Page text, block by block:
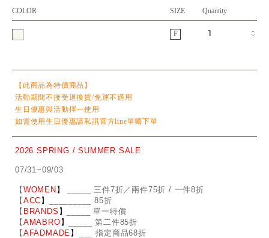
COLOR SIZE Quantity
F
【此商品為特價商品】
活動期間不接受退換貨/免運不適用
生日優惠與活動擇一使用
如需使用生日優惠請私訊官方line單獨下單
2026 SPRING / SUMMER SALE
07/31~09/03
【 WOMEN 】
___ 三件7折／兩件75折 / 一件8折
【 ACC 】
____ 85折
【 BRANDS 】
_ 單一特價
【 AMABRO 】
_ 第二件85折
【 AFADMADE 】 ___ 指定商品68折